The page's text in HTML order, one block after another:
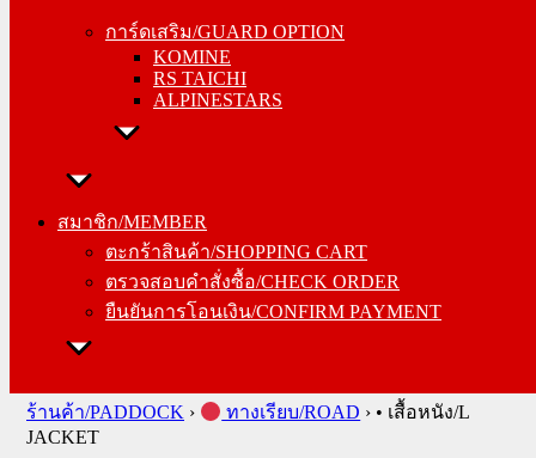
การ์ดเสริม/GUARD OPTION
KOMINE
RS TAICHI
ALPINESTARS
สมาชิก/MEMBER
ตะกร้าสินค้า/SHOPPING CART
ตรวจสอบคำสั่งซื้อ/CHECK ORDER
ยืนยันการโอนเงิน/CONFIRM PAYMENT
RS TAICHI
ALPINESTARS
สมาชิก/MEMBER
ตรวจสอบคำสั่งซื้อ/CHECK ORDER
ยืนยันการโอนเงิน/CONFIRM PAYMENT
ร้านค้า/PADDOCK › ทางเรียบ/ROAD › • เสื้อหนัง/L
JACKET